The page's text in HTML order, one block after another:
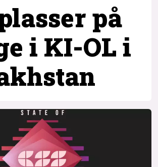
på
i KI-OL i